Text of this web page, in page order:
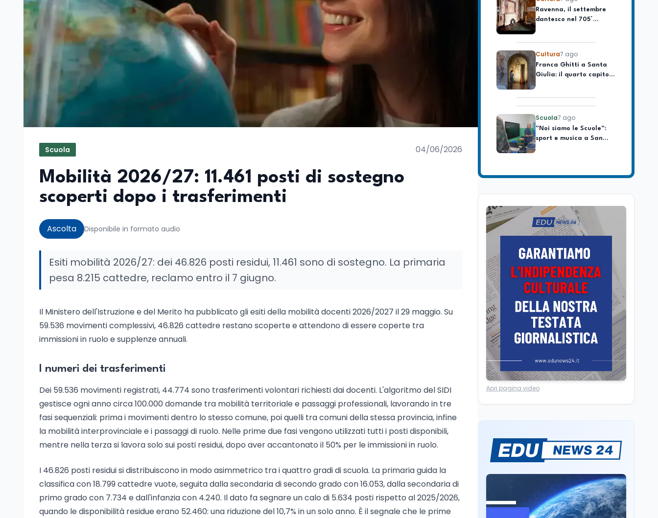
Scuola 04/06/2026
Mobilità 2026/27: 11.461 posti di sostegno
scoperti dopo i trasferimenti
Ascolta Disponibile in formato audio
Esiti mobilità 2026/27: dei 46.826 posti residui, 11.461 sono di sostegno. La primaria
pesa 8.215 cattedre, reclamo entro il 7 giugno.
Il Ministero dell'Istruzione e del Merito ha pubblicato gli esiti della mobilità docenti 2026/2027 il 29 maggio. Su
59.536 movimenti complessivi, 46.826 cattedre restano scoperte e attendono di essere coperte tra
immissioni in ruolo e supplenze annuali.
I numeri dei trasferimenti
Dei 59.536 movimenti registrati, 44.774 sono trasferimenti volontari richiesti dai docenti. L'algoritmo del SIDI
gestisce ogni anno circa 100.000 domande tra mobilità territoriale e passaggi professionali, lavorando in tre
fasi sequenziali: prima i movimenti dentro lo stesso comune, poi quelli tra comuni della stessa provincia, infine
la mobilità interprovinciale e i passaggi di ruolo. Nelle prime due fasi vengono utilizzati tutti i posti disponibili,
mentre nella terza si lavora solo sui posti residui, dopo aver accantonato il 50% per le immissioni in ruolo.
I 46.826 posti residui si distribuiscono in modo asimmetrico tra i quattro gradi di scuola. La primaria guida la
classifica con 18.799 cattedre vuote, seguita dalla secondaria di secondo grado con 16.053, dalla secondaria di
primo grado con 7.734 e dall'infanzia con 4.240. Il dato fa segnare un calo di 5.634 posti rispetto al 2025/2026,
quando le disponibilità residue erano 52.460: una riduzione del 10,7% in un solo anno. È il segnale che le prime
longevo dell’Italia
repubblicana
dantesco nel 705°
anniversario della morte
Cultura7 ago
Franca Ghitti a Santa
Giulia: il quarto capitolo
dei Palcoscenici
Scuola7 ago
“Noi siamo le Scuole”:
sport e musica a San
studente 14enne uccide
Editoriali7 ago
Camere in ferie,
riapertura il 9
elettorale e Rai. La
Bari il 4 settembre per
celebrare il governo più
longevo dell’Italia
repubblicana
Cultura7 ago
dantesco nel 705°
anniversario della morte
del Sommo Poeta
Cultura7 ago
Franca Ghitti a Santa
Giulia: il quarto capitolo
Scuola7 ago
“Noi siamo le Scuole”:
Sparatoria a Bangkok:
studente 14enne uccide
Editoriali7 ago
Camere in ferie,
riapertura il 9
Apri pagina video